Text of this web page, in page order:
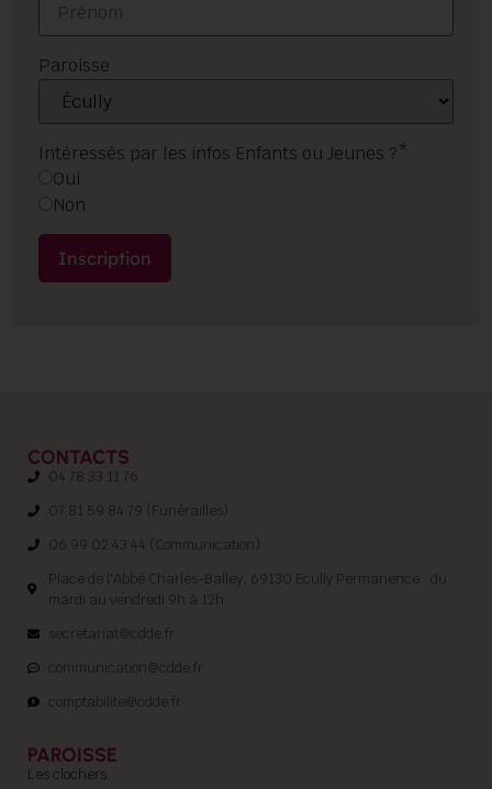
Paroisse
Intéressés par les infos Enfants ou Jeunes ?*
Oui
Non
CONTACTS
04 78 33 11 76
07 81 59 84 79 (Funérailles)
06 99 02 43 44 (Communication)
Place de l'Abbé Charles-Balley, 69130 Ecully Permanence : du
mardi au vendredi 9h à 12h
secretariat@cdde.fr
communication@cdde.fr
comptabilite@cdde.fr
PAROISSE
Les clochers